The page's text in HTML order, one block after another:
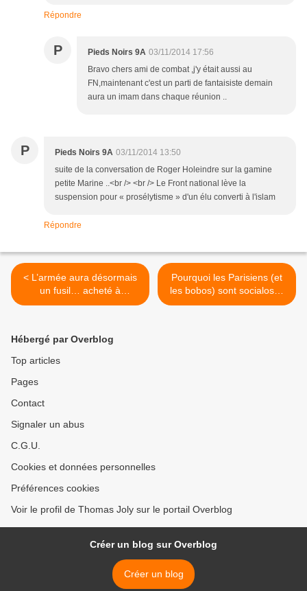
Répondre
P Pieds Noirs 9A 03/11/2014 17:56
Bravo chers ami de combat ,j'y était aussi au
FN,maintenant c'est un parti de fantaisiste demain
aura un imam dans chaque réunion ..
P Pieds Noirs 9A 03/11/2014 13:50
suite de la conversation de Roger Holeindre sur la gamine
petite Marine ..<br /> <br /> Le Front national lève la
suspension pour « prosélytisme » d'un élu converti à l'islam
Répondre
< L’armée aura désormais
un fusil… acheté à
l’étranger (par Yves-Marie
Pourquoi les Parisiens (et
les bobos) sont socialos…
(par Nicolas Bonnal) >
Hébergé par Overblog
Top articles
Pages
Contact
Signaler un abus
C.G.U.
Cookies et données personnelles
Préférences cookies
Voir le profil de Thomas Joly sur le portail Overblog
Créer un blog sur Overblog
Créer un blog